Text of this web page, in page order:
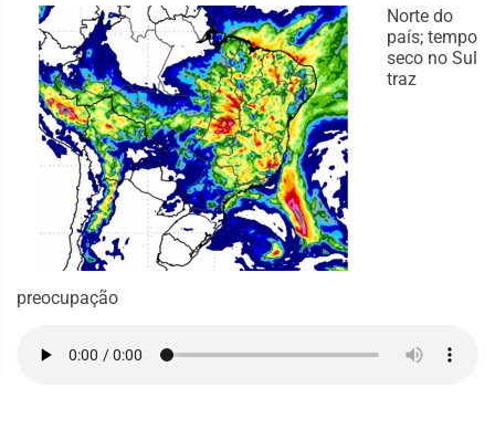
Norte do
país; tempo
seco no Sul
traz
preocupação